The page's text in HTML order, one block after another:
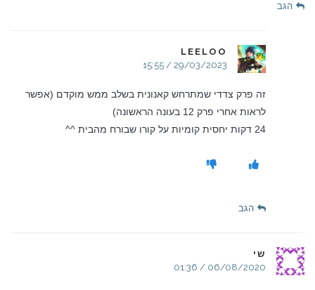
הגב
LEELOO
29/03/2023 / 15:55
זה פרק צדדי שמתרחש קאנונית בשלב ממש מוקדם (אפשר
לראות אחרי פרק 12 בעונה הראשונה)
24 דקות יחסית קומיות על קורו שבורח מהבית ^^
הגב
שי
06/08/2020 / 01:36